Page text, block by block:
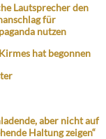
Lautsprecher den
für
nutzen
hat begonnen
aber nicht auf
Haltung zeigen“